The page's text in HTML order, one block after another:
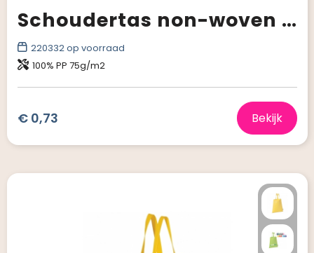
Schoudertas non-woven 75g/m²
220332op voorraad
100% PP 75g/m2
€ 0,73 Bekijk